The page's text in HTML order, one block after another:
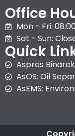
Office
Mon - Fri:
Sat - Sun:
Quick
Aspros
AsOS: Oil
AsEMS: